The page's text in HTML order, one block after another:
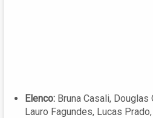
Elenco: Bruna Casali,
Lauro Fagundes, Lucas